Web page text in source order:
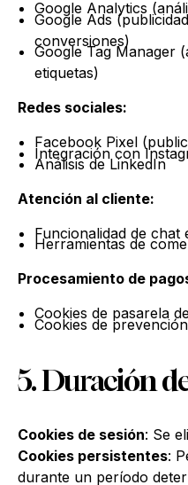
Google Analytics
Google Ads
conversiones)
Google Tag Manager
etiquetas)
Redes sociales:
Facebook Pixel
Integración con
Análisis de LinkedIn
Atención al cliente:
Funcionalidad de chat
Herramientas de
Procesamiento de
Cookies de pasarela
Cookies de
5. Duración
Cookies de sesión: Se
Cookies persistentes:
durante un período